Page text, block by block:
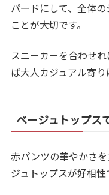
パードにして、全体
ことが大切です。
スニーカーを合わせ
ば大人カジュアル寄り
ベージュトップス
赤パンツの華やかさ
ジュトップスが好相性